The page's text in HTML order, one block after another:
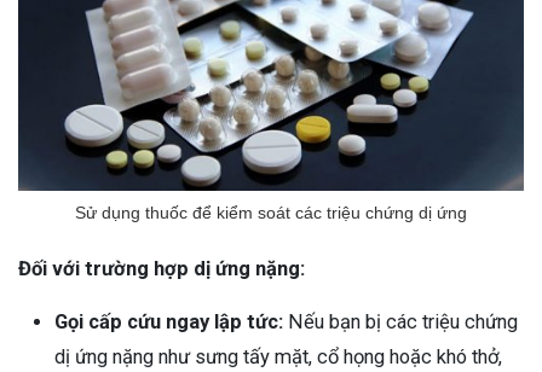
Sử dụng thuốc để kiểm soát các triệu chứng dị ứng
Đối với trường hợp dị ứng nặng:
Gọi cấp cứu ngay lập tức: Nếu bạn bị các triệu chứng
dị ứng nặng như sưng tấy mặt, cổ họng hoặc khó thở,